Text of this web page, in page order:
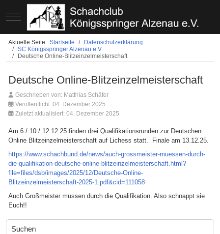
Mobile Menu Toggle
Aktuelle Seite: Startseite
Datenschutzerklärung
SC Königsspringer Alzenau e.V.
Deutsche Online-Blitzeinzelmeisterschaft
Deutsche Online-Blitzeinzelmeisterschaft
Geschrieben von: Matthias Schäfer
Veröffentlicht: 04. Dezember 2025
Zuletzt aktualisiert: 04. Dezember 2025
Am 6./ 10./ 12.12.25 finden drei Qualifikationsrunden zur Deutschen
Online Blitzeinzelmeisterschaft auf Lichess statt. Finale am 13.12.25.
https://www.schachbund.de/news/auch-grossmeister-muessen-durch-
die-qualifikation-deutsche-online-blitzeinzelmeisterschaft.html?
file=files/dsb/images/2025/12/Deutsche-Online-
Blitzeinzelmeisterschaft-2025-1.pdf&cid=111058
Auch Großmeister müssen durch die Qualifikation. Also schnappt sie
Euch!!
Suchen